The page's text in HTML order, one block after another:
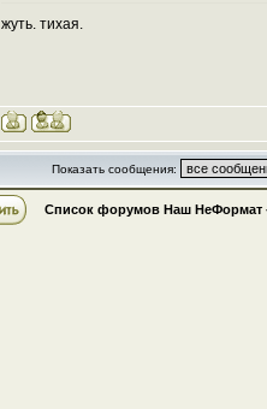
жуть. тихая.
Показать сообщения:
Список форумов Наш НеФормат